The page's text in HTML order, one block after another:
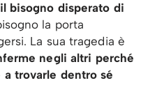
bisogno disperato di
la porta
La sua tragedia è
negli altri perché
trovarle dentro sé